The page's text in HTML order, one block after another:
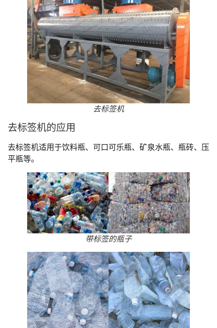
去标签机
去标签机的应用
去标签机适用于饮料瓶、可口可乐瓶、矿泉水瓶、瓶砖、压
平瓶等。
带标签的瓶子